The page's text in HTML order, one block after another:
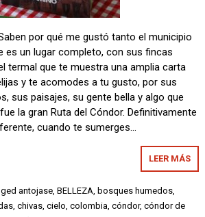
por qué me gustó tanto el municipio
es un lugar completo, con sus fincas
termal que te muestra una amplia carta
y te acomodes a tu gusto, por sus
sus paisajes, su gente bella y algo que
la gran Ruta del Cóndor. Definitivamente
cuando te sumerges…
LEER MÁS
antojase,BELLEZA, bosques humedos,
,chivas,cielo,colombia,cóndor,cóndor de